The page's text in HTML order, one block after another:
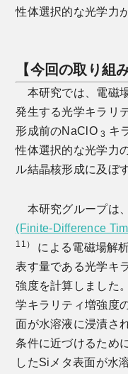
性体選択的な光学力
【今回の取り組み
本研究では、電磁
発生する光学キラリ
形成前のNaClO3 キ
性体選択的な光学力
ル結晶核形成に及ぼ
本研究グループは
(Finite-Difference
11）
による電磁場解
表す量である光学キ
強度を計算しました。
学キラリティ増強度
面が水溶液に浸漬さ
条件に近づけるため
したSiメタ表面が水